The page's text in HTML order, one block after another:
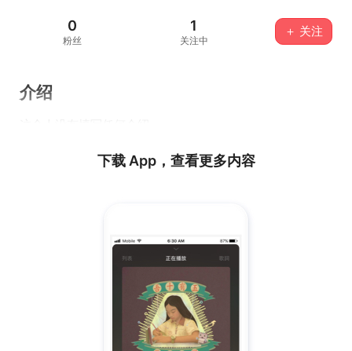
0
粉丝
1
关注中
＋ 关注
介绍
下载 App，查看更多内容